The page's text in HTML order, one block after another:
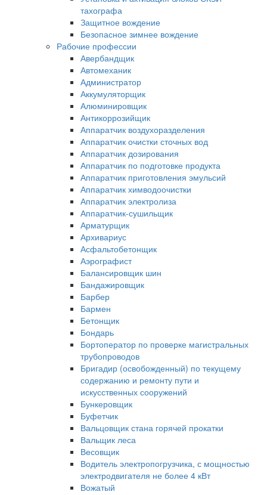
тахографа
Защитное вождение
Безопасное зимнее вождение
Рабочие профессии
Авербандщик
Автомеханик
Администратор
Аккумуляторщик
Алюминировщик
Антикоррозийщик
Аппаратчик воздухоразделения
Аппаратчик очистки сточных вод
Аппаратчик дозирования
Аппаратчик по подготовке продукта
Аппаратчик приготовления эмульсий
Аппаратчик химводоочистки
Аппаратчик электролиза
Аппаратчик-сушильщик
Арматурщик
Архивариус
Асфальтобетонщик
Аэрографист
Балансировщик шин
Бандажировщик
Барбер
Бармен
Бетонщик
Бондарь
Бортоператор по проверке магистральных
трубопроводов
Бригадир (освобожденный) по текущему
содержанию и ремонту пути и
искусственных сооружений
Бункеровщик
Буфетчик
Вальцовщик стана горячей прокатки
Вальщик леса
Весовщик
Водитель электропогрузчика, с мощностью
электродвигателя не более 4 кВт
Вожатый